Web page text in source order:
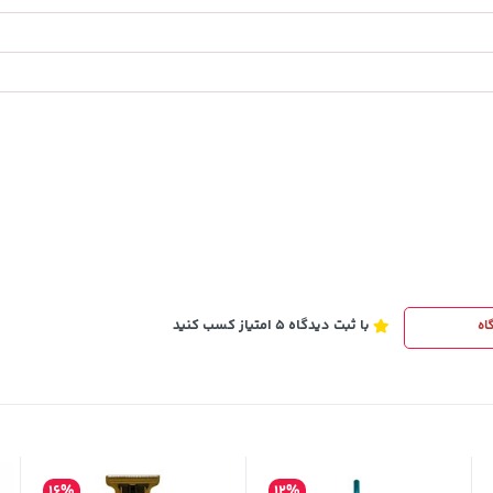
1,187,000
با ثبت دیدگاه 5 امتیاز کسب کنید